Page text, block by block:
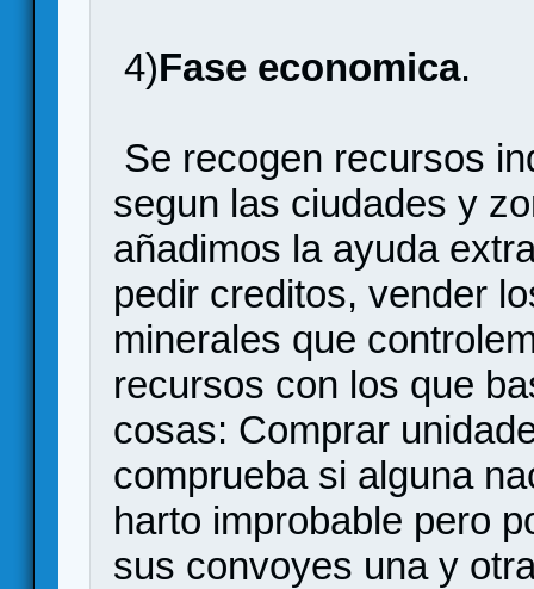
4)Fase economica.
Se recogen recursos
segun las ciudades y
añadimos la ayuda
pedir creditos, vender
minerales que
recursos con los que
cosas: Comprar
comprueba si alguna
harto improbable pero
sus convoyes una y